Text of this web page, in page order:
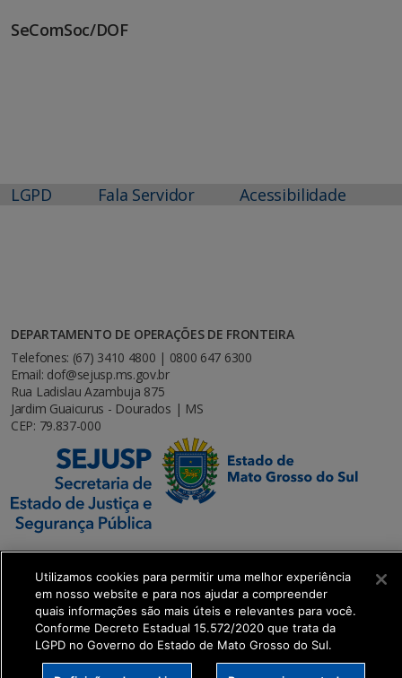
SeComSoc/DOF
LGPD Fala Servidor Acessibilidade
DEPARTAMENTO DE OPERAÇÕES DE FRONTEIRA
Telefones: (67) 3410 4800 | 0800 647 6300
Email: dof@sejusp.ms.gov.br
Rua Ladislau Azambuja 875
Jardim Guaicurus - Dourados | MS
CEP: 79.837-000
SETDIG | Secretaria-Executiva de Transformação
Digital
Utilizamos cookies para permitir uma melhor experiência
em nosso website e para nos ajudar a compreender
quais informações são mais úteis e relevantes para você.
Conforme Decreto Estadual 15.572/2020 que trata da
LGPD no Governo do Estado de Mato Grosso do Sul.